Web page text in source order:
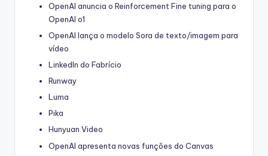
OpenAI anuncia o Reinforcement Fine tuning para o
OpenAI o1
OpenAI lança o modelo Sora de texto/imagem para
vídeo
LinkedIn do Fabrício
Runway
Luma
Pika
Hunyuan Video
OpenAI apresenta novas funções do Canvas